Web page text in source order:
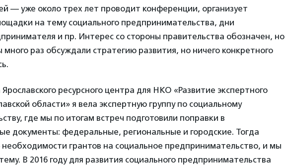
— уже около трех лет проводит конференции, организует
на тему социального предпринимательства, дни
и пр. Интерес со стороны правительства обозначен, но
раз обсуждали стратегию развития, но ничего конкретного
ресурсного центра для НКО «Развитие экспертного
области» я вела экспертную группу по социальному
где мы по итогам встреч подготовили поправки в
документы: федеральные, региональные и городские. Тогда
грантов на социальное предпринимательство, и мы
В 2016 году для развития социального предпринимательства